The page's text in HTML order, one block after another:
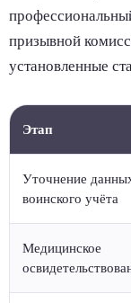
призывной
установленные
Этап
Уточнение
воинского учёта
Медицинское